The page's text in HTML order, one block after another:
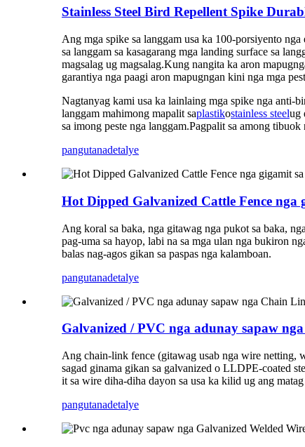
Stainless Steel Bird Repellent Spike
Ang mga spike sa langgam usa ka 100-porsiyento
sa langgam sa kasagarang mga landing surface sa
magsalag ug magsalag.Kung nangita ka aron
garantiya nga paagi aron mapugngan kini nga mga
Nagtanyag kami usa ka lainlaing mga spike nga anti-
langgam mahimong mapalit saplastikostainless steelug
sa imong peste nga langgam.Pagpalit sa among tibuok
pangutanadetalye
Hot Dipped Galvanized Cattle Fence
Ang koral sa baka, nga gitawag nga pukot sa baka,
pag-uma sa hayop, labi na sa mga ulan nga bukiron
balas nag-agos gikan sa paspas nga kalamboan.
pangutanadetalye
Galvanized / PVC nga adunay sapaw
Ang chain-link fence (gitawag usab nga wire netting,
sagad ginama gikan sa galvanized o LLDPE-coated
it sa wire diha-diha dayon sa usa ka kilid ug ang
pangutanadetalye